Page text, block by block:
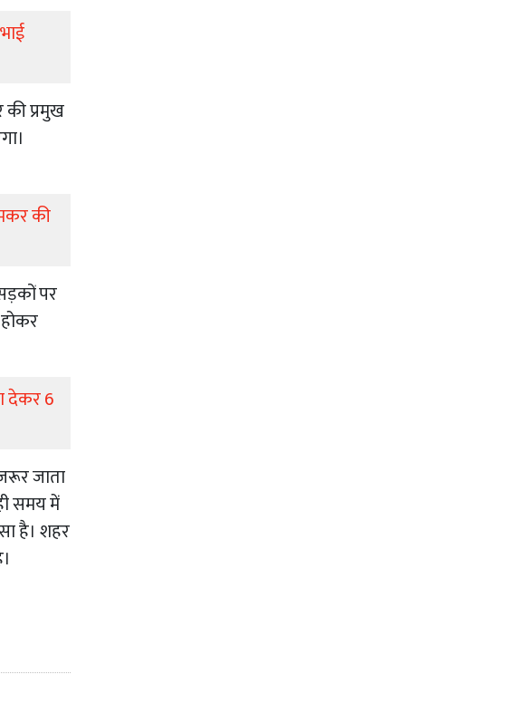
की प्रमुख
की
पर
देकर 6
जाता
समय में
है। शहर